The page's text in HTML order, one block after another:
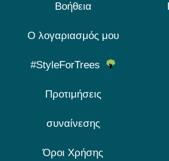
Βοήθεια
Ο λογαριασμός μου
#StyleForTrees
Προτιμήσεις
συναίνεσης
Όροι Χρήσης